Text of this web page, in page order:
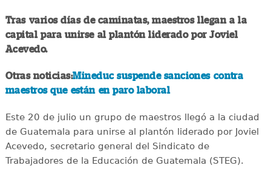
Tras varios días de caminatas, maestros llegan a la
capital para unirse al plantón liderado por Joviel
Acevedo.
Otras noticias:Mineduc suspende sanciones contra
maestros que están en paro laboral
Este 20 de julio un grupo de maestros llegó a la ciudad
de Guatemala para unirse al plantón liderado por Joviel
Acevedo, secretario general del Sindicato de
Trabajadores de la Educación de Guatemala (STEG).